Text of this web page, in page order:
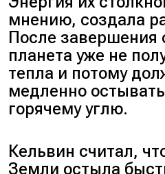
мнению, создала
После завершения
планета уже не
тепла и потому
медленно
горячему углю.
Кельвин считал,
Земли остыла